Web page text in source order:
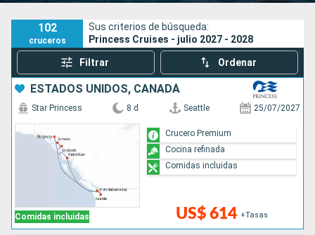
Puertos
Buscar
102
cruceros
Sus criterios de búsqueda:
Princess Cruises - julio 2027 - 2028
Filtrar Ordenar
ESTADOS UNIDOS, CANADÁ
Comidas incluidas
Star Princess 8 d Seattle 25/07/2027
US$ 614 +Tasas
Crucero Premium
Cocina refinada
Comidas incluidas